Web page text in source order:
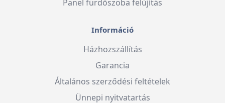
Panel fürdőszoba felújítás
Információ
Házhozszállítás
Garancia
Általános szerződési feltételek
Ünnepi nyitvatartás